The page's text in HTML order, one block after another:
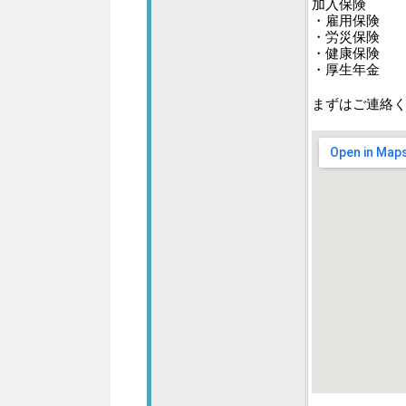
加入保険
・雇用保険
・労災保険
・健康保険
・厚生年金
まずはご連絡